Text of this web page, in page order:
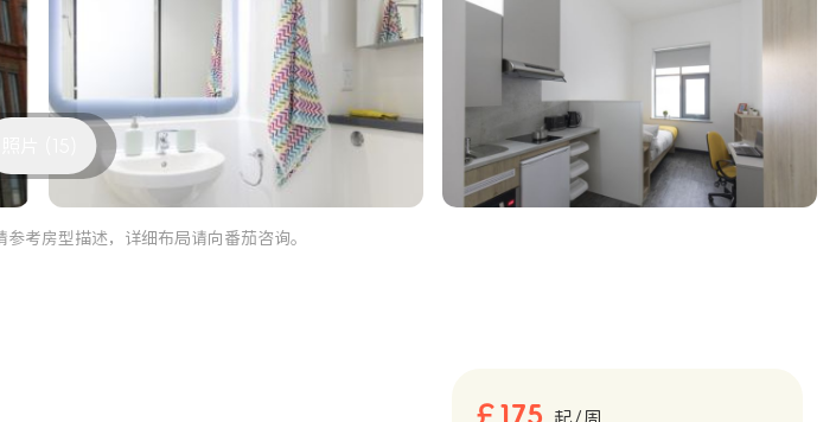
考房型描述，详细布局请向番茄咨询。
￡175